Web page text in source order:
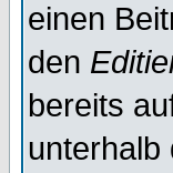
einen
den
bereits
unterhalb